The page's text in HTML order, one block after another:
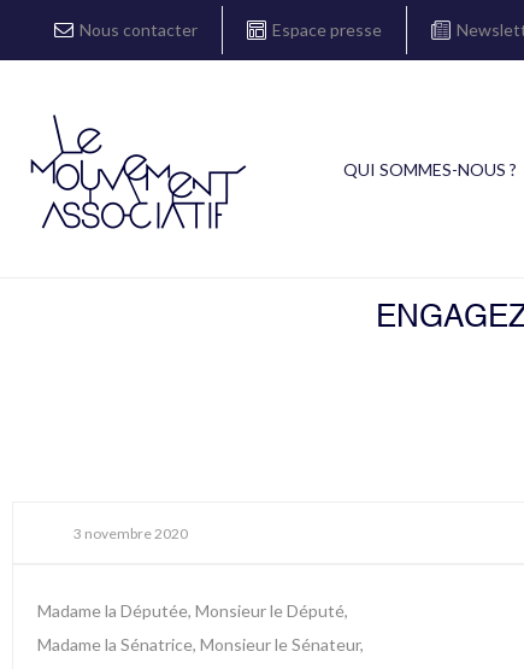
Nous contacter Espace presse
QUI SOMMES-NOUS ?
3 novembre 2020
Madame la Députée, Monsieur le Député,
Madame la Sénatrice, Monsieur le Sénateur,